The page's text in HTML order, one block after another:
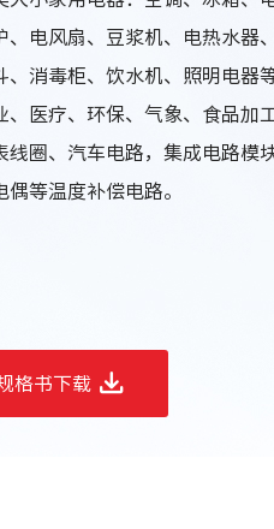
、电风扇、豆浆机、电热水器
、消毒柜、饮水机、照明电器等
医疗、环保、气象、食品加
圈、汽车电路，集成电路模
偶等温度补偿电路。
格书下载